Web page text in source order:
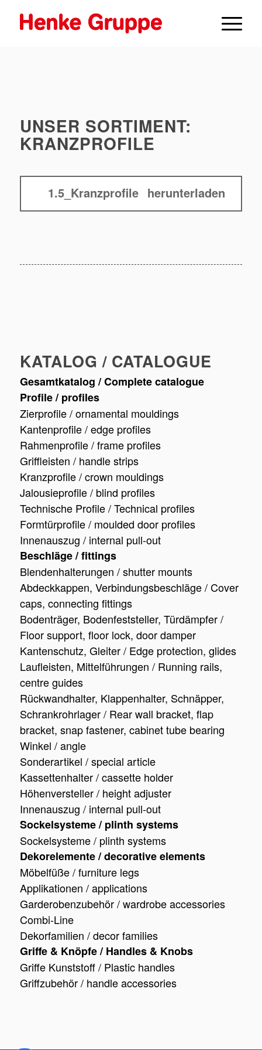
UNSER SORTIMENT:
KRANZPROFILE
1.5_Kranzprofile herunterladen
KATALOG / CATALOGUE
Gesamtkatalog / Complete catalogue
Profile / profiles
Zierprofile / ornamental mouldings
Kantenprofile / edge profiles
Rahmenprofile / frame profiles
Griffleisten / handle strips
Kranzprofile / crown mouldings
Jalousieprofile / blind profiles
Technische Profile / Technical profiles
Formtürprofile / moulded door profiles
Innenauszug / internal pull-out
Beschläge / fittings
Blendenhalterungen / shutter mounts
Abdeckkappen, Verbindungsbeschläge / Cover
caps, connecting fittings
Bodenträger, Bodenfeststeller, Türdämpfer /
Floor support, floor lock, door damper
Kantenschutz, Gleiter / Edge protection, glides
Laufleisten, Mittelführungen / Running rails,
centre guides
Rückwandhalter, Klappenhalter, Schnäpper,
Schrankrohrlager / Rear wall bracket, flap
bracket, snap fastener, cabinet tube bearing
Winkel / angle
Sonderartikel / special article
Kassettenhalter / cassette holder
Höhenversteller / height adjuster
Innenauszug / internal pull-out
Sockelsysteme / plinth systems
Sockelsysteme / plinth systems
Dekorelemente / decorative elements
Möbelfüße / furniture legs
Applikationen / applications
Garderobenzubehör / wardrobe accessories
Combi-Line
Dekorfamilien / decor families
Griffe & Knöpfe / Handles & Knobs
Griffe Kunststoff / Plastic handles
Griffzubehör / handle accessories